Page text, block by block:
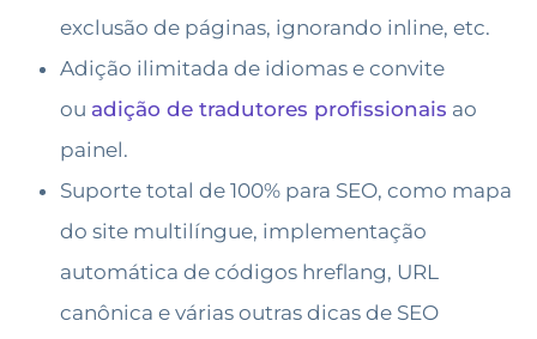
exclusão de páginas, ignorando inline, etc.
Adição ilimitada de idiomas e convite
ou adição de tradutores profissionais ao
painel.
Suporte total de 100% para SEO, como mapa
do site multilíngue, implementação
automática de códigos hreflang, URL
canônica e várias outras dicas de SEO